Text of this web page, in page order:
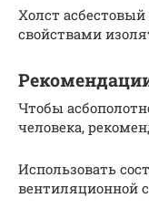
Холст
свойствами
Чтобы
человека,
Использовать
вентиляционной